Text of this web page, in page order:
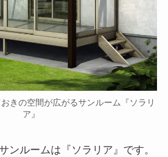
きの空間が広がるサンルーム『ソラリ
ア』
ンルームは『ソラリア』です。